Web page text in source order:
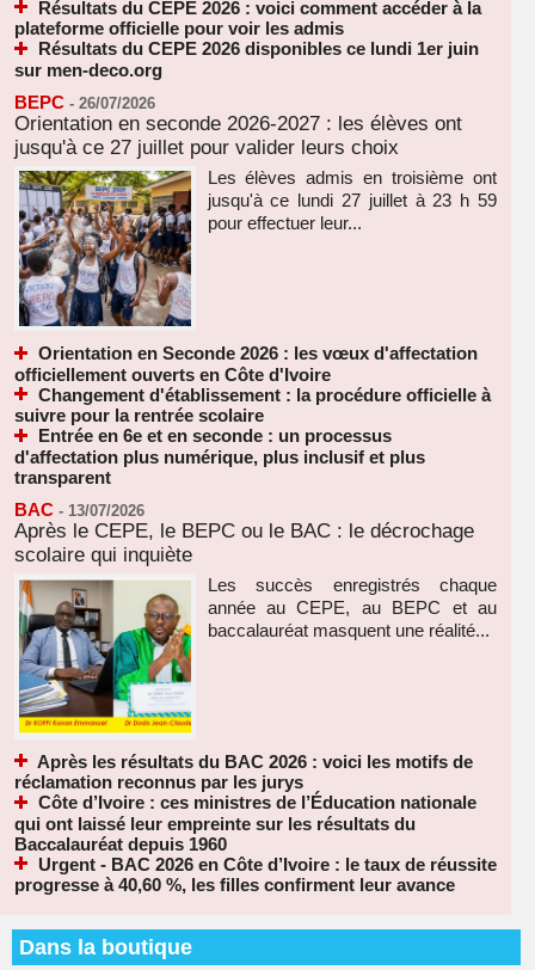
Résultats du CEPE 2026 : voici comment accéder à la
plateforme officielle pour voir les admis
Résultats du CEPE 2026 disponibles ce lundi 1er juin
sur men-deco.org
BEPC - 26/07/2026
Orientation en seconde 2026-2027 : les élèves ont
jusqu'à ce 27 juillet pour valider leurs choix
Les élèves admis en troisième ont
jusqu'à ce lundi 27 juillet à 23 h 59
pour effectuer leur...
Orientation en Seconde 2026 : les vœux d'affectation
officiellement ouverts en Côte d'Ivoire
Changement d'établissement : la procédure officielle à
suivre pour la rentrée scolaire
Entrée en 6e et en seconde : un processus
d'affectation plus numérique, plus inclusif et plus
transparent
BAC - 13/07/2026
Après le CEPE, le BEPC ou le BAC : le décrochage
scolaire qui inquiète
Les succès enregistrés chaque
année au CEPE, au BEPC et au
baccalauréat masquent une réalité...
Après les résultats du BAC 2026 : voici les motifs de
réclamation reconnus par les jurys
Côte d’Ivoire : ces ministres de l’Éducation nationale
qui ont laissé leur empreinte sur les résultats du
Baccalauréat depuis 1960
Urgent - BAC 2026 en Côte d’Ivoire : le taux de réussite
progresse à 40,60 %, les filles confirment leur avance
Dans la boutique